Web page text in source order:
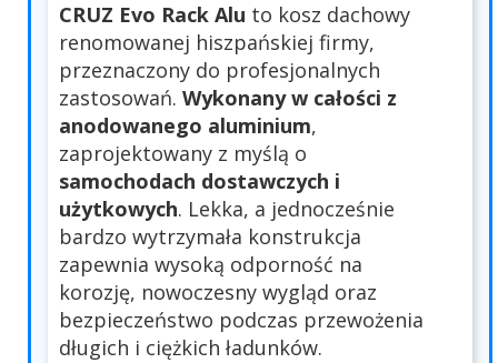
CRUZ Evo Rack Alu to kosz dachowy
renomowanej hiszpańskiej firmy,
przeznaczony do profesjonalnych
zastosowań. Wykonany w całości z
anodowanego aluminium,
zaprojektowany z myślą o
samochodach dostawczych i
użytkowych. Lekka, a jednocześnie
bardzo wytrzymała konstrukcja
zapewnia wysoką odporność na
korozję, nowoczesny wygląd oraz
bezpieczeństwo podczas przewożenia
długich i ciężkich ładunków.